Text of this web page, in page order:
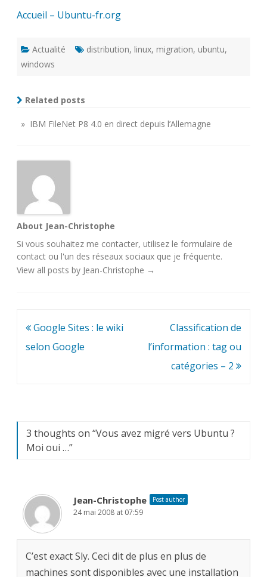
Accueil – Ubuntu-fr.org
Actualité distribution, linux, migration, ubuntu,
windows
Related posts
» IBM FileNet P8 4.0 en direct depuis l’Allemagne
About Jean-Christophe
Si vous souhaitez me contacter, utilisez le formulaire de
contact ou l'un des réseaux sociaux que je fréquente.
View all posts by Jean-Christophe →
Navigation
de
Google Sites : le wiki
selon Google
Classification de
l’information : tag ou
catégories – 2
3 thoughts on “Vous avez migré vers Ubuntu ?
Moi oui …”
Jean-Christophe Post author
24 mai 2008 at 07:59
C’est exact Sly. Ceci dit de plus en plus de
machines sont disponibles avec une installation